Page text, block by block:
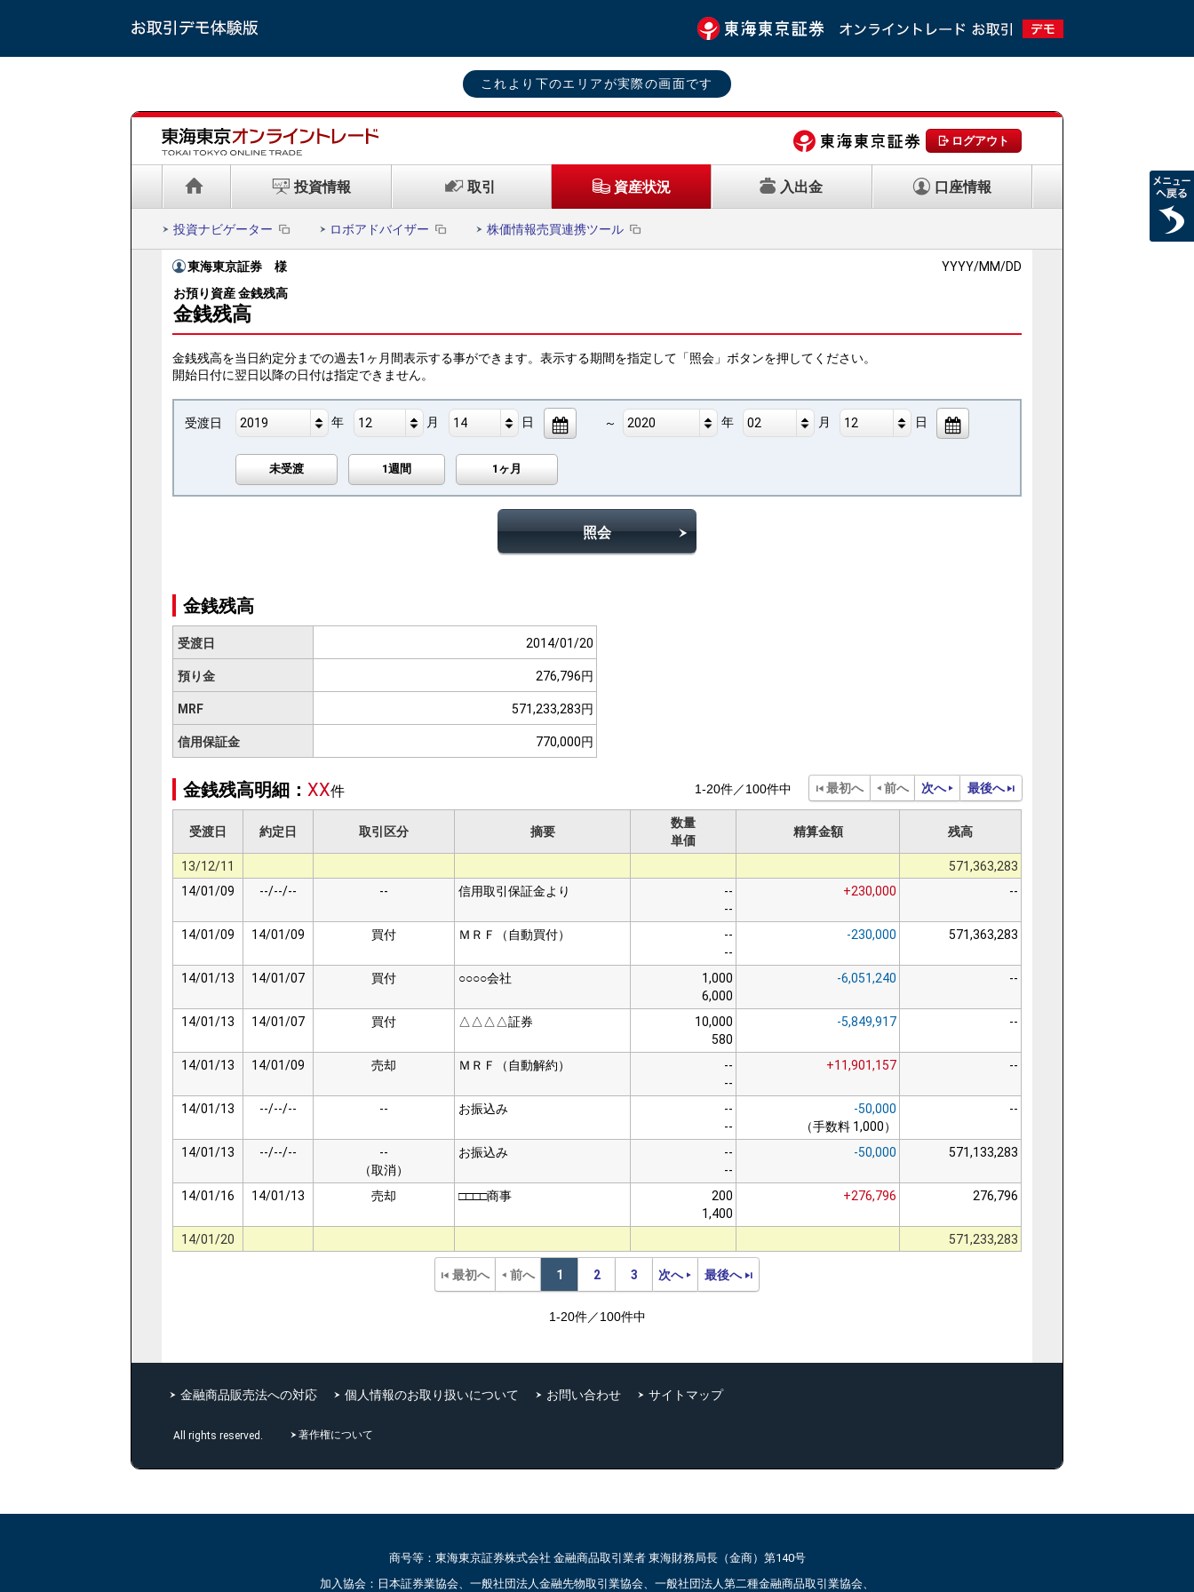
これより下のエリアが実際の画面です
ログアウト
投資情報 取引 資産状況 入出金 口座情報
投資ナビゲーター ロボアドバイザー 株価情報売買連携ツール
東海東京証券 様
YYYY/MM/DD
お預り資産 金銭残高
金銭残高
金銭残高を当日約定分までの過去1ヶ月間表示する事ができます。表示する期間を指定して「照会」ボタンを押してください。
開始日付に翌日以降の日付は指定できません。
受渡日 2019 年 12 月 14 日 2020 年 02 月 12 日
未受渡 1週間 1ヶ月
照会
金銭残高
受渡日 2014/01/20
預り金 276,796円
MRF 571,233,283円
信用保証金 770,000円
金銭残高明細： XX件 1-20件／100件中 最初へ 前へ 次へ 最後へ
受渡日 約定日 取引区分 摘要
数量
単価
精算金額 残高
13/12/11
571,363,283
14/01/09
--/--/-- -- 信用取引保証金より
--
--
+230,000 --
14/01/09 14/01/09 買付 ＭＲＦ（自動買付）
--
--
-230,000 571,363,283
14/01/13 14/01/07 買付 ○○○○会社
1,000
6,000
-6,051,240 --
14/01/13 14/01/07 買付 △△△△証券
10,000
580
-5,849,917 --
14/01/13 14/01/09 売却 ＭＲＦ（自動解約）
--
--
+11,901,157 --
14/01/13 --/--/-- -- お振込み
--
--
-50,000
（手数料 1,000）
--
14/01/13 --/--/--
--
（取消）
お振込み
--
--
-50,000 571,133,283
14/01/16 14/01/13 売却 □□□□商事
200
1,400
+276,796 276,796
14/01/20 571,233,283
最初へ 前へ 1 2 3 次へ 最後へ
1-20件／100件中
金融商品販売法への対応 個人情報のお取り扱いについて お問い合わせ サイトマップ
All rights reserved. 著作権について
商号等：東海東京証券株式会社 金融商品取引業者 東海財務局長（金商）第140号
加入協会：日本証券業協会、一般社団法人金融先物取引業協会、一般社団法人第二種金融商品取引業協会、